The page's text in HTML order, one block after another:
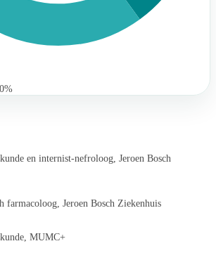
en internist-nefroloog, Jeroen Bosch
farmacoloog, Jeroen Bosch Ziekenhuis
MUMC+